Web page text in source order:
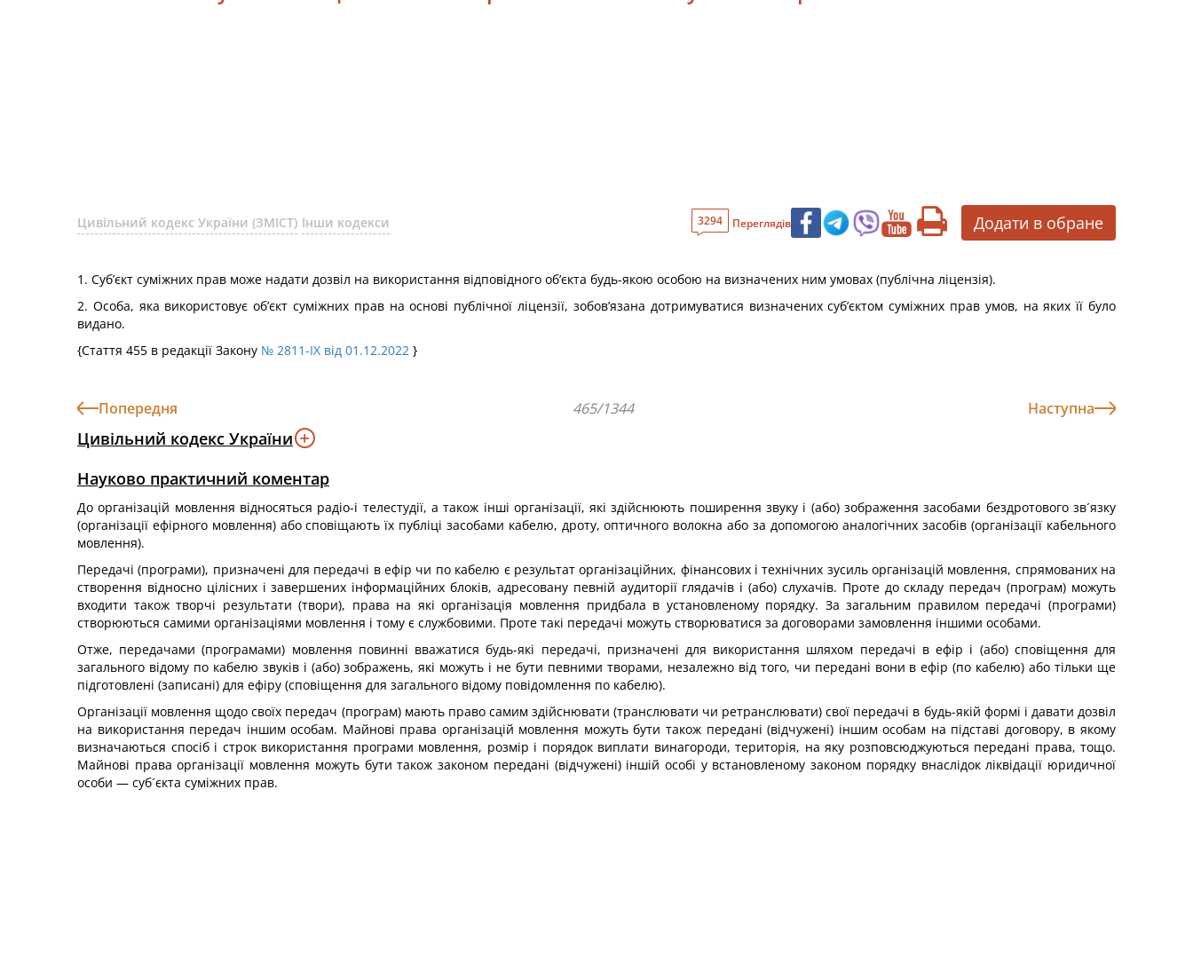
Цивільний кодекс України (ЗМІСТ) Інши кодекси 3294 Переглядів Додати в обране
1. Суб’єкт суміжних прав може надати дозвіл на використання відповідного об’єкта будь-якою особою на визначених ним умовах (публічна ліцензія).
2. Особа, яка використовує об’єкт суміжних прав на основі публічної ліцензії, зобов’язана дотримуватися визначених суб’єктом суміжних прав умов, на яких її було
видано.
{Стаття 455 в редакції Закону № 2811-IX від 01.12.2022 }
Попередня 465/1344 Наступна
Цивільний кодекс України
Науково практичний коментар
До організацій мовлення відносяться радіо-і телестудії, а також інші організації, які здійснюють поширення звуку і (або) зображення засобами бездротового зв´язку
(організації ефірного мовлення) або сповіщають їх публіці засобами кабелю, дроту, оптичного волокна або за допомогою аналогічних засобів (організації кабельного
мовлення).
Передачі (програми), призначені для передачі в ефір чи по кабелю є результат організаційних, фінансових і технічних зусиль організацій мовлення, спрямованих на
створення відносно цілісних і завершених інформаційних блоків, адресовану певній аудиторії глядачів і (або) слухачів. Проте до складу передач (програм) можуть
входити також творчі результати (твори), права на які організація мовлення придбала в установленому порядку. За загальним правилом передачі (програми)
створюються самими організаціями мовлення і тому є службовими. Проте такі передачі можуть створюватися за договорами замовлення іншими особами.
Отже, передачами (програмами) мовлення повинні вважатися будь-які передачі, призначені для використання шляхом передачі в ефір і (або) сповіщення для
загального відому по кабелю звуків і (або) зображень, які можуть і не бути певними творами, незалежно від того, чи передані вони в ефір (по кабелю) або тільки ще
підготовлені (записані) для ефіру (сповіщення для загального відому повідомлення по кабелю).
Організації мовлення щодо своїх передач (програм) мають право самим здійснювати (транслювати чи ретранслювати) свої передачі в будь-якій формі і давати дозвіл
на використання передач іншим особам. Майнові права організацій мовлення можуть бути також передані (відчужені) іншим особам на підставі договору, в якому
визначаються спосіб і строк використання програми мовлення, розмір і порядок виплати винагороди, територія, на яку розповсюджуються передані права, тощо.
Майнові права організації мовлення можуть бути також законом передані (відчужені) іншій особі у встановленому законом порядку внаслідок ліквідації юридичної
особи — суб´єкта суміжних прав.